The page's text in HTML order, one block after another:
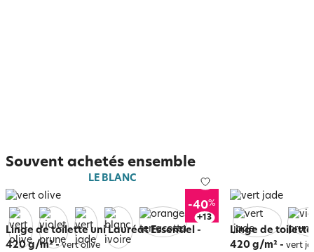
Souvent achetés ensemble
LE BLANC
-40%
+17
Linge de toilette uni Lauréat Essentiel -
420 g/m²-vert olive
Linge de
420 g/m² - vert